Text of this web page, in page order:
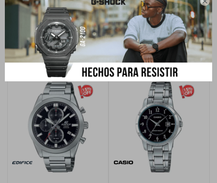
Reloj Casio Retro Digital
A159WGEA-1DF
USD 114,75 USD
Reloj Casio Acero Inoxidable
Hombre MDV-107D - 1A3VDF
USD 191,25 225,00